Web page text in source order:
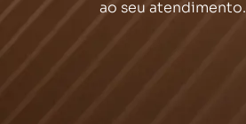
ao seu atendimento.